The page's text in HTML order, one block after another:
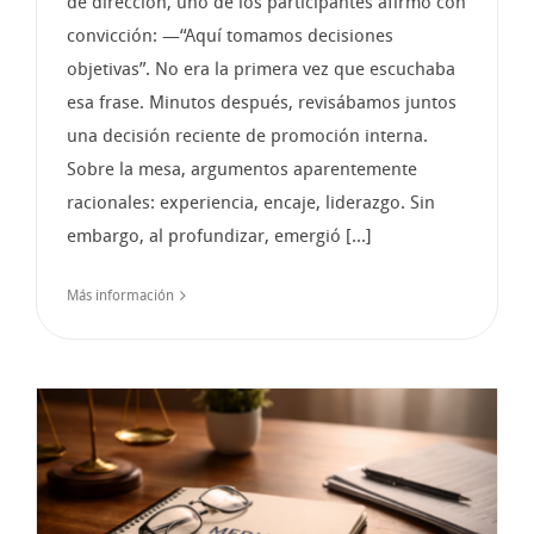
convicción: —“Aquí tomamos decisiones
objetivas”. No era la primera vez que escuchaba
esa frase. Minutos después, revisábamos juntos
una decisión reciente de promoción interna.
Sobre la mesa, argumentos aparentemente
racionales: experiencia, encaje, liderazgo. Sin
embargo, al profundizar, emergió [...]
Más información